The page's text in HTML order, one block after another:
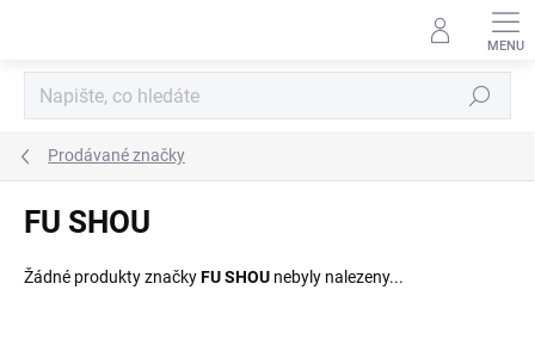
Hledat
Prodávané značky
FU SHOU
Žádné produkty značkyFU SHOU nebyly nalezeny...